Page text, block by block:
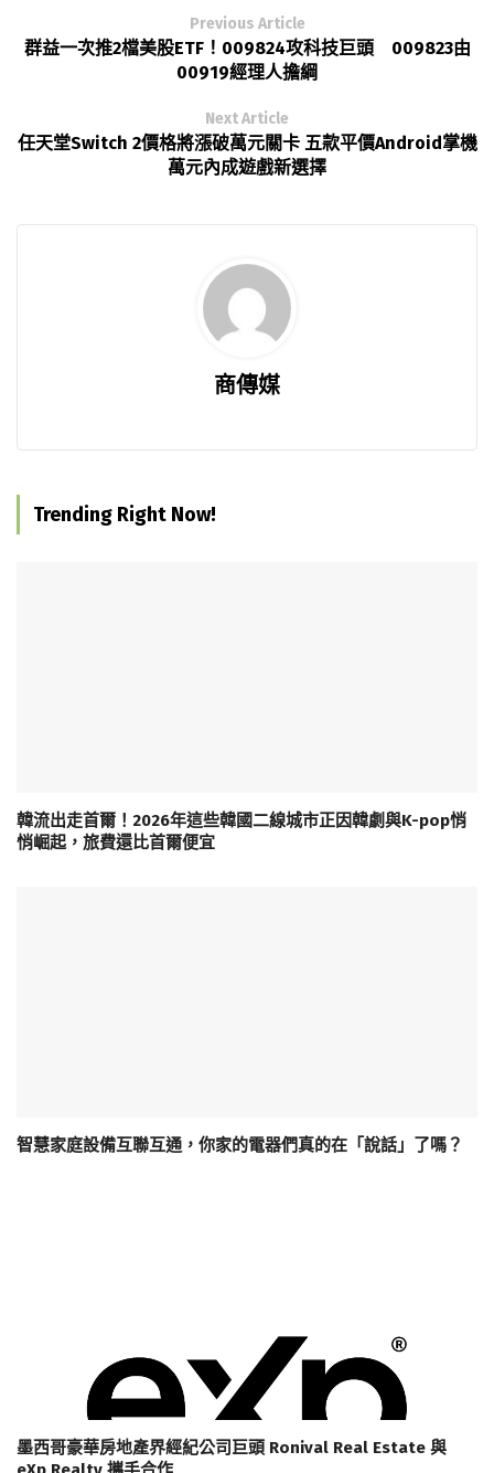
Previous Article
群益一次推2檔美股ETF！009824攻科技巨頭 009823由
00919經理人擔綱
Next Article
任天堂Switch 2價格將漲破萬元關卡 五款平價Android掌機
萬元內成遊戲新選擇
商傳媒
Trending Right Now!
韓流出走首爾！2026年這些韓國二線城市正因韓劇與K-pop悄
悄崛起，旅費還比首爾便宜
智慧家庭設備互聯互通，你家的電器們真的在「說話」了嗎？
墨西哥豪華房地產界經紀公司巨頭 Ronival Real Estate 與